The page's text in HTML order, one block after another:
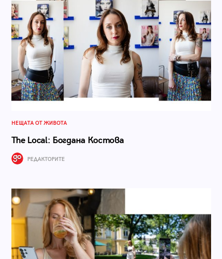
НЕЩАТА ОТ ЖИВОТА
The Local: Богдана Костова
РЕДАКТОРИТЕ